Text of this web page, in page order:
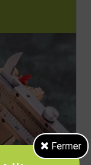
Fermer